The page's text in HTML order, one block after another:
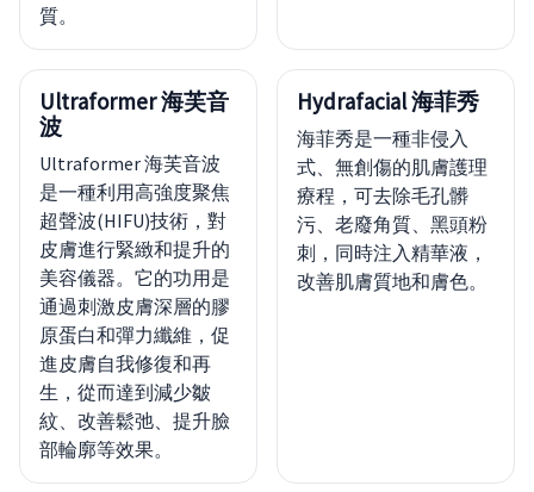
質。
Ultraformer 海芙音
波
Ultraformer 海芙音波
是一種利用高強度聚焦
超聲波(HIFU)技術，對
皮膚進行緊緻和提升的
美容儀器。它的功用是
通過刺激皮膚深層的膠
原蛋白和彈力纖維，促
進皮膚自我修復和再
生，從而達到減少皺
紋、改善鬆弛、提升臉
部輪廓等效果。
Hydrafacial 海菲秀
海菲秀是一種非侵入
式、無創傷的肌膚護理
療程，可去除毛孔髒
污、老廢角質、黑頭粉
刺，同時注入精華液，
改善肌膚質地和膚色。